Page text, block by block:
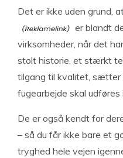
Det er ikke uden grund,
er blandt
virksomheder, når det
stolt historie, et stærkt
tilgang til kvalitet, sætter
fugearbejde skal udføres
De er også kendt for
– så du får ikke bare et
tryghed hele vejen